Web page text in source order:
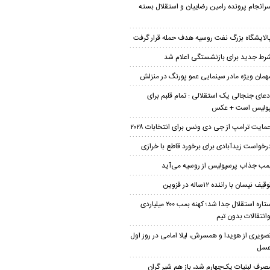
پرونده رامین رضاییان و استقلال بسته
بزرگ نفت روسیه هدف حمله قرار گرفت
جدید برای بازنشستگی اعلام شد
ویژه مادر سینمایی عمو پورنگ در منزلش
جنجالی یک استقلالی : تمام قلبم برای
است + عکس
ترامپ از جی دی ونس برای انتخابات ۲۰۲۸
زیدآبادی برای برخورد قاطع با خرازی
جذاب پرسپولیس از روسیه می‌آید
نیسان با راننده ۱۲ساله در قزوین
ستاره استقلال جدا شد؛ کهنه بمب ۲۰۰ میلیاردی
بدون تیم
از هویدا و همسرش، لیلا امامی در روز اول
لبنیات یک‌چهارم شد، باز هم شیر گران